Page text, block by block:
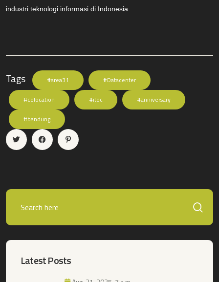
industri teknologi informasi di Indonesia.
Tags #area31 #Datacenter
#colocation #itoc #anniversary
#bandung
Latest Posts